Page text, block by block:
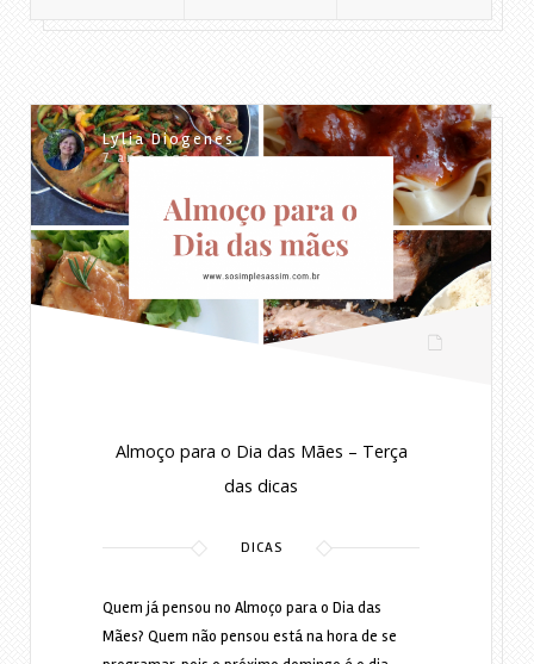
Lylia Diogenes
7 anos ago
Almoço para o Dia das Mães – Terça
das dicas
DICAS
Quem já pensou no Almoço para o Dia das
Mães? Quem não pensou está na hora de se